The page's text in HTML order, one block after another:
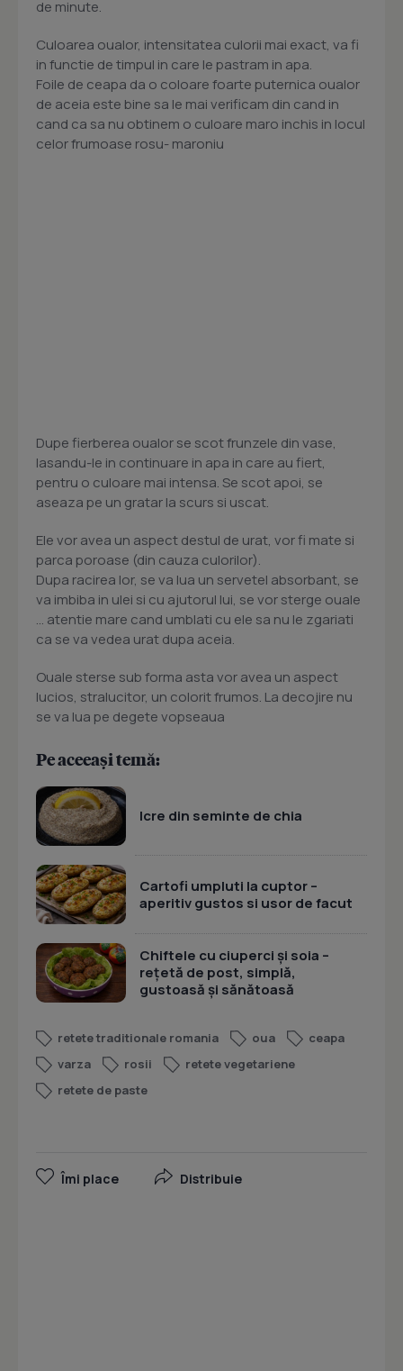
de minute.
Culoarea oualor, intensitatea culorii mai exact, va fi
in functie de timpul in care le pastram in apa.
Foile de ceapa da o coloare foarte puternica oualor
de aceia este bine sa le mai verificam din cand in
cand ca sa nu obtinem o culoare maro inchis in locul
celor frumoase rosu- maroniu
Dupe fierberea oualor se scot frunzele din vase,
lasandu-le in continuare in apa in care au fiert,
pentru o culoare mai intensa. Se scot apoi, se
aseaza pe un gratar la scurs si uscat.
Ele vor avea un aspect destul de urat, vor fi mate si
parca poroase (din cauza culorilor).
Dupa racirea lor, se va lua un servetel absorbant, se
va imbiba in ulei si cu ajutorul lui, se vor sterge ouale
... atentie mare cand umblati cu ele sa nu le zgariati
ca se va vedea urat dupa aceia.
Ouale sterse sub forma asta vor avea un aspect
lucios, stralucitor, un colorit frumos. La decojire nu
se va lua pe degete vopseaua
Pe aceeași temă:
Icre din seminte de chia
Cartofi umpluti la cuptor –
aperitiv gustos si usor de facut
Chiftele cu ciuperci și soia –
rețetă de post, simplă,
gustoasă și sănătoasă
retete traditionale romania oua
ceapa
varza
rosii
retete vegetariene
retete de paste
Îmi place Distribuie